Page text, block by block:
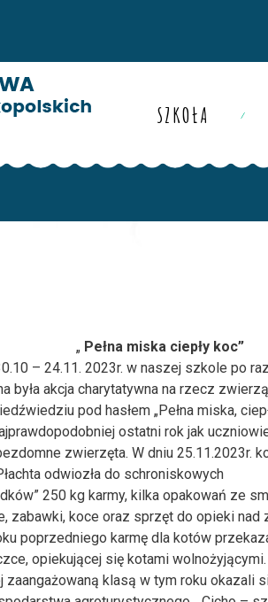
SZKOŁA
„ Pełna miska ciepły koc”
– 24.11. 2023r. w naszej szkole po
była akcja charytatywna na rzecz
pod hasłem „Pełna miska,
ostatni rok jak
zwierzęta. W dniu 25.11.2023r.
odwiozła do schroniskowych
250 kg karmy, kilka opakowań ze
zabawki, koce oraz sprzęt do opieki nad
poprzedniego karmę dla kotów
opiekującej się kotami wolnożyjącymi.
zaangażowaną klasą w tym roku okazali